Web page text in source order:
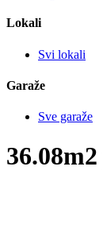
Lokali
Svi lokali
Garaže
Sve garaže
36.08m2